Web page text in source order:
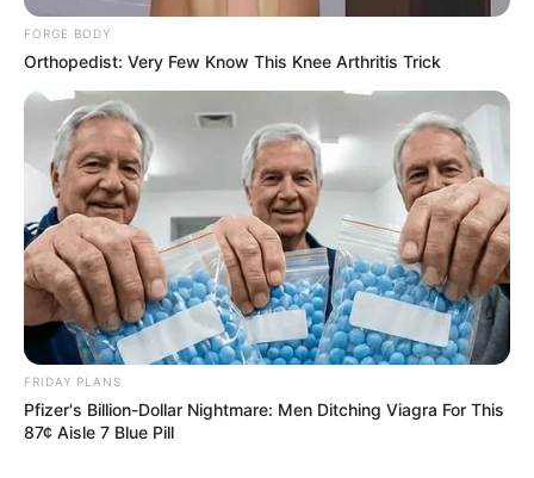
FORGE BODY
Orthopedist: Very Few Know This Knee Arthritis Trick
FRIDAY PLANS
Pfizer's Billion-Dollar Nightmare: Men Ditching Viagra For This
87¢ Aisle 7 Blue Pill